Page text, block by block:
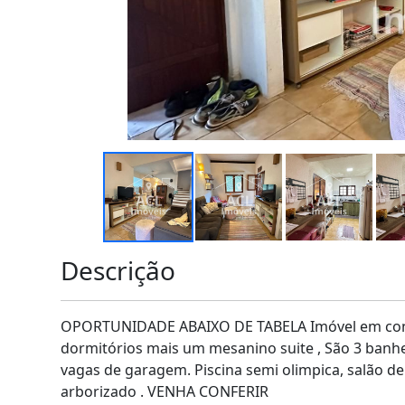
Descrição
OPORTUNIDADE ABAIXO DE TABELA Imóvel
dormitórios mais um mesanino suite , São 3
vagas de garagem. Piscina semi olimpica, salão
arborizado . VENHA CONFERIR